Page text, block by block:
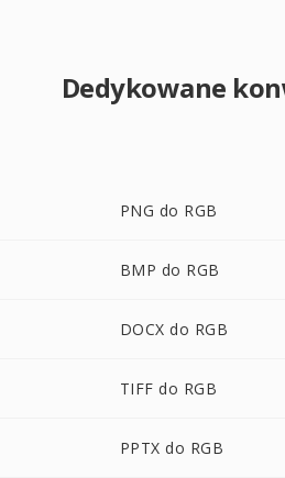
Dedykowane
PNG do RGB
BMP do RGB
DOCX do RGB
TIFF do RGB
PPTX do RGB